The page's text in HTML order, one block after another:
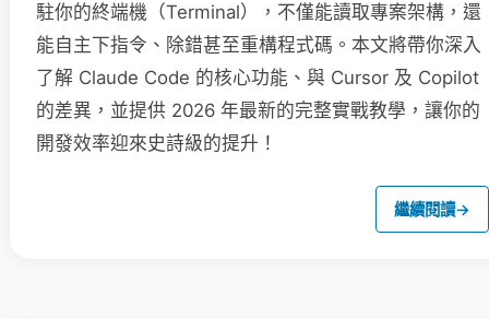
駐你的終端機（Terminal），不僅能讀取專案架構，還
能自主下指令、除錯甚至重構程式碼。本文將帶你深入
了解 Claude Code 的核心功能、與 Cursor 及 Copilot
的差異，並提供 2026 年最新的完整實戰教學，讓你的
開發效率迎來史詩級的提升！
繼續閱讀→